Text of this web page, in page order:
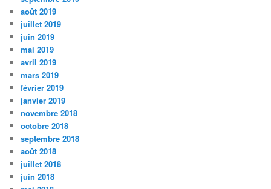
août 2019
juillet 2019
juin 2019
mai 2019
avril 2019
mars 2019
février 2019
janvier 2019
novembre 2018
octobre 2018
septembre 2018
août 2018
juillet 2018
juin 2018